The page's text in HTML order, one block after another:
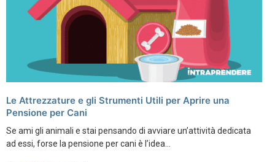
Le Attrezzature e gli Strumenti Utili per Aprire una
Pensione per Cani
Se ami gli animali e stai pensando di avviare un’attività dedicata
ad essi, forse la pensione per cani è l’idea...